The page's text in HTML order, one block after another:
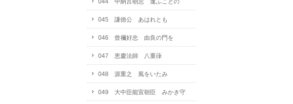
044 中納言朝忠 逢ふことの
045 謙徳公 あはれとも
046 曾禰好忠 由良の門を
047 恵慶法師 八重葎
048 源重之 風をいたみ
049 大中臣能宣朝臣 みかき守